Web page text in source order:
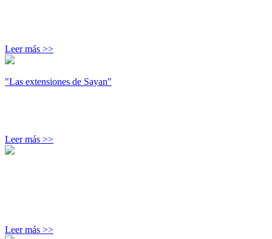
Leer más >>
"Las extensiones de Sayan"
Leer más >>
Leer más >>